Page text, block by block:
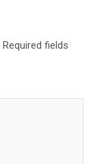
Required fields